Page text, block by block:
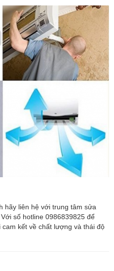
hãy liên hệ với trung tâm sửa
số hotline 0986839825 để
kết về chất lượng và thái độ